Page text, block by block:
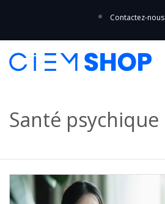
Contactez-nous
Santé psychique